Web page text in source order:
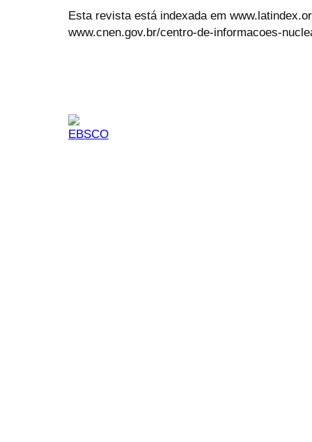
Esta revista está indexada em
www.cnen.gov.br/centro-de-informacoes-